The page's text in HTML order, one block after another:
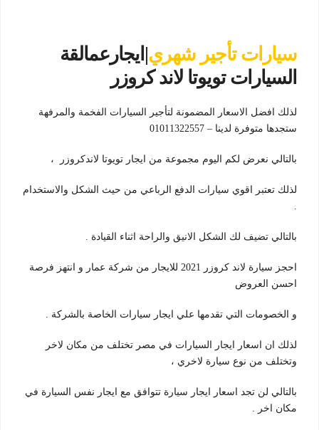
سيارات تأجير شهري|ايجارعمالقة
السيارات تويوتا لاند كروزر
لذلك افضل الاسعار المضمونة لتأجير السيارات الفخمة والمرفهة
ستجدها متوفرة لدينا – 01011322557
بالتالي نعرض لكم اليوم مجموعة من ايجار تويوتا لاندكروزر ،
لذلك تعتبر اقوي سيارات الدفع الرباعي من حيث الشكل والاستخدام
.
بالتالي تضيف لك الشكل الانيق والراحة اثناء القيادة .
احجز سيارة لاند كروزر 2021 للايجار من شركة عمار و انتهز فرصة
احسن العروض
و الخصومات التي تقدمها علي ايجار سيارات الخاصة بالشركة .
لذلك ان اسعار ايجار السيارات في مصر تختلف من مكان لاخر
وتختلف من نوع سيارة لاخري ،
بالتالي لن تجد اسعار ايجار سيارة تتوافق مع ايجار نفس السيارة في
مكان اخر .